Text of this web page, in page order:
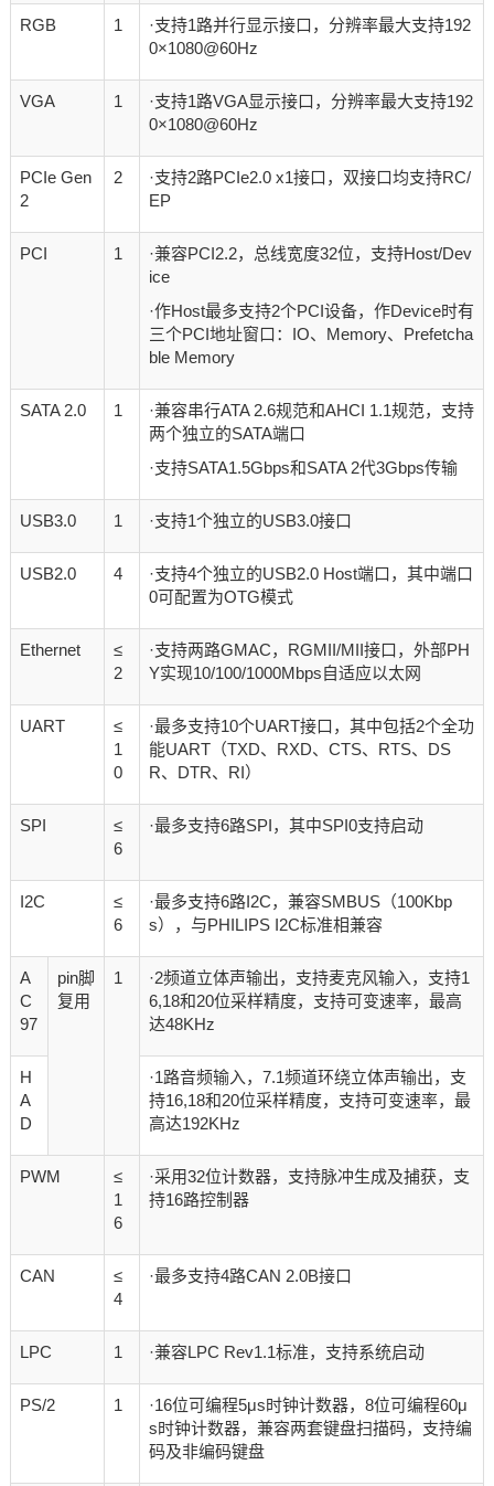
RGB 1
·支持1路并行显示接口，分辨率最大支持192
0×1080@60Hz
VGA 1
·支持1路VGA显示接口，分辨率最大支持192
0×1080@60Hz
PCIe Gen
2
2
·支持2路PCIe2.0 x1接口，双接口均支持RC/
EP
PCI 1
·兼容PCI2.2，总线宽度32位，支持Host/Dev
ice
·作Host最多支持2个PCI设备，作Device时有
三个PCI地址窗口：IO、Memory、Prefetcha
ble Memory
SATA 2.0 1
·兼容串行ATA 2.6规范和AHCI 1.1规范，支持
两个独立的SATA端口
·支持SATA1.5Gbps和SATA 2代3Gbps传输
USB3.0 1 ·支持1个独立的USB3.0接口
USB2.0 4
·支持4个独立的USB2.0 Host端口，其中端口
0可配置为OTG模式
Ethernet
≤
2
·支持两路GMAC，RGMII/MII接口，外部PH
Y实现10/100/1000Mbps自适应以太网
UART
≤
1
0
·最多支持10个UART接口，其中包括2个全功
能UART（TXD、RXD、CTS、RTS、DS
R、DTR、RI）
SPI
≤
6
·最多支持6路SPI，其中SPI0支持启动
I2C
≤
6
·最多支持6路I2C，兼容SMBUS（100Kbp
s），与PHILIPS I2C标准相兼容
A
C
97
pin脚
复用
1
·2频道立体声输出，支持麦克风输入，支持1
6,18和20位采样精度，支持可变速率，最高
达48KHz
H
A
D
·1路音频输入，7.1频道环绕立体声输出，支
持16,18和20位采样精度，支持可变速率，最
高达192KHz
PWM
≤
1
6
·采用32位计数器，支持脉冲生成及捕获，支
持16路控制器
CAN
≤
4
·最多支持4路CAN 2.0B接口
LPC 1 ·兼容LPC Rev1.1标准，支持系统启动
PS/2 1
·16位可编程5μs时钟计数器，8位可编程60μ
s时钟计数器，兼容两套键盘扫描码，支持编
码及非编码键盘